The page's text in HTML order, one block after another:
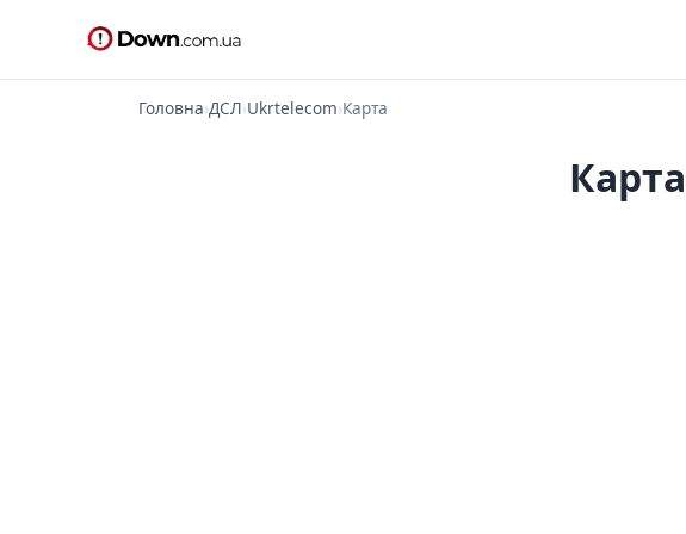
Головна›ДСЛ›Ukrtelecom›Карта